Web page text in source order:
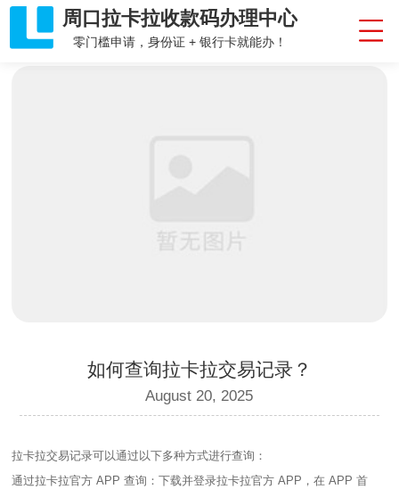
周口拉卡拉收款码办理中心
零门槛申请，身份证 + 银行卡就能办！
如何查询拉卡拉交易记录？
August 20, 2025
拉卡拉交易记录可以通过以下多种方式进行查询：
通过拉卡拉官方 APP 查询：下载并登录拉卡拉官方 APP，在 APP 首